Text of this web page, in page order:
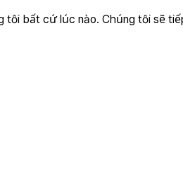
bất cứ lúc nào. Chúng tôi sẽ